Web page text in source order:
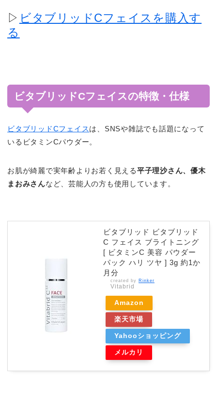
▷ ビタブリッドCフェイスを購入す
る
ビタブリッドCフェイスの特徴・仕様
ビタブリッドCフェイスは、SNSや雑誌でも話題になって
いるビタミンCパウダー。
お肌が綺麗で実年齢よりお若く見える平子理沙さん、優木
まおみさんなど、芸能人の方も使用しています。
ビタブリッド ビタブリッド
C フェイス ブライトニング
[ ビタミンC 美容 パウダー
パック ハリ ツヤ ] 3g 約1か
月分
created by Rinker
Vitabrid
Amazon
楽天市場
Yahooショッピング
メルカリ